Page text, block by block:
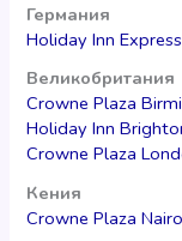
Германия
Holiday Inn
Великобритания
Crowne Plaza
Holiday Inn
Crowne Plaza
Кения
Crowne Plaza